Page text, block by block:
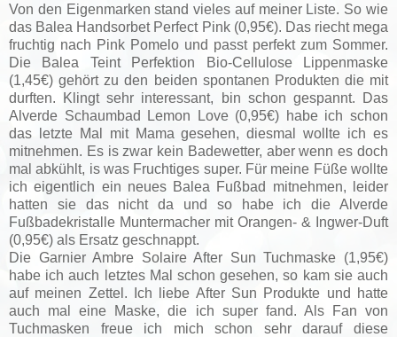
Von den Eigenmarken stand vieles auf meiner Liste. So wie
das Balea Handsorbet Perfect Pink (0,95€). Das riecht mega
fruchtig nach Pink Pomelo und passt perfekt zum Sommer.
Die Balea Teint Perfektion Bio-Cellulose Lippenmaske
(1,45€) gehört zu den beiden spontanen Produkten die mit
durften. Klingt sehr interessant, bin schon gespannt. Das
Alverde Schaumbad Lemon Love (0,95€) habe ich schon
das letzte Mal mit Mama gesehen, diesmal wollte ich es
mitnehmen. Es is zwar kein Badewetter, aber wenn es doch
mal abkühlt, is was Fruchtiges super. Für meine Füße wollte
ich eigentlich ein neues Balea Fußbad mitnehmen, leider
hatten sie das nicht da und so habe ich die Alverde
Fußbadekristalle Muntermacher mit Orangen- & Ingwer-Duft
(0,95€) als Ersatz geschnappt.
Die Garnier Ambre Solaire After Sun Tuchmaske (1,95€)
habe ich auch letztes Mal schon gesehen, so kam sie auch
auf meinen Zettel. Ich liebe After Sun Produkte und hatte
auch mal eine Maske, die ich super fand. Als Fan von
Tuchmasken freue ich mich schon sehr darauf diese